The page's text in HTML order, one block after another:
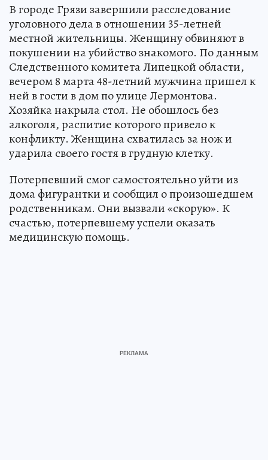
В городе Грязи завершили расследование
уголовного дела в отношении 35-летней
местной жительницы. Женщину обвиняют в
покушении на убийство знакомого. По данным
Следственного комитета Липецкой области,
вечером 8 марта 48-летний мужчина пришел к
ней в гости в дом по улице Лермонтова.
Хозяйка накрыла стол. Не обошлось без
алкоголя, распитие которого привело к
конфликту. Женщина схватилась за нож и
ударила своего гостя в грудную клетку.
Потерпевший смог самостоятельно уйти из
дома фигурантки и сообщил о произошедшем
родственникам. Они вызвали «скорую». К
счастью, потерпевшему успели оказать
медицинскую помощь.